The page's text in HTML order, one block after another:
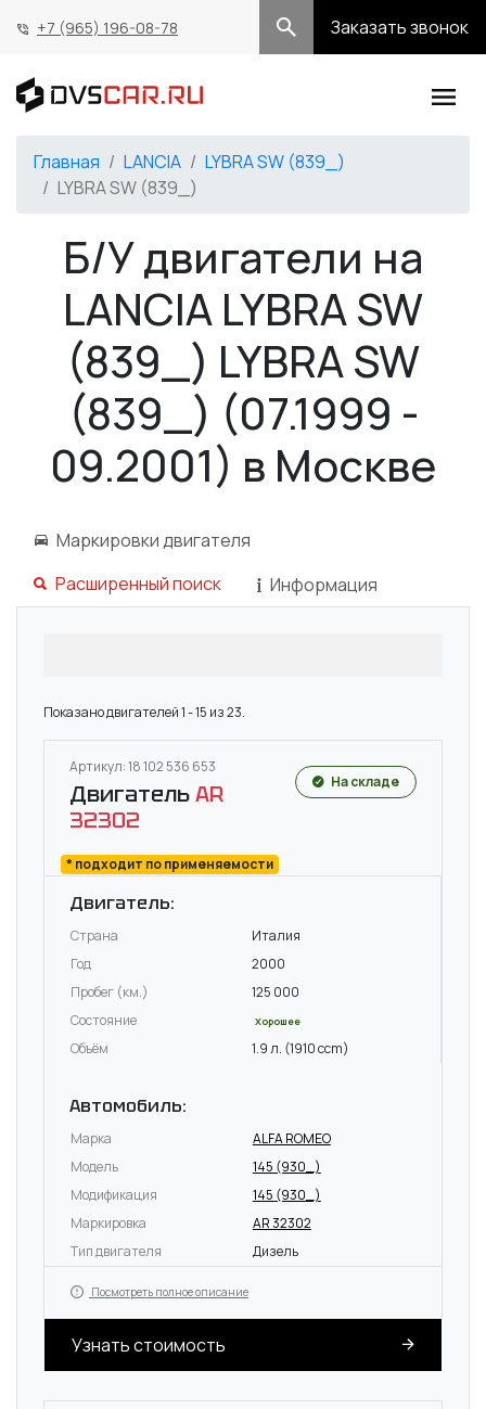
+7 (965) 196-08-78 Заказать звонок
Главная LANCIA
LYBRA SW (839_)
LYBRA SW (839_)
Б/У двигатели на
LANCIA LYBRA SW
(839_) LYBRA SW
(839_) (07.1999 -
09.2001) в Москве
Маркировки двигателя
Расширенный поиск
Информация
Показано двигателей 1 - 15 из 23.
Артикул: 18 102 536 653
ДвигательAR
32302
* подходит по применяемости
На складе
Двигатель:
Страна
Италия
Год
2000
Пробег (км.)
125 000
Состояние
Хорошее
Объём 1.9 л. (1910 ccm)
Автомобиль:
Марка
ALFA ROMEO
Модель
145 (930_)
Модификация
145 (930_)
Маркировка
AR 32302
Тип двигателя
Дизель
Посмотреть полное описание
Узнать стоимость